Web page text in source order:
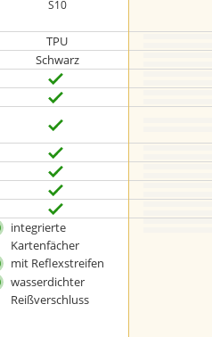
S10
TPU
Schwarz
integrierte
Kartenfächer
mit Reflexstreifen
wasserdichter
Reißverschluss